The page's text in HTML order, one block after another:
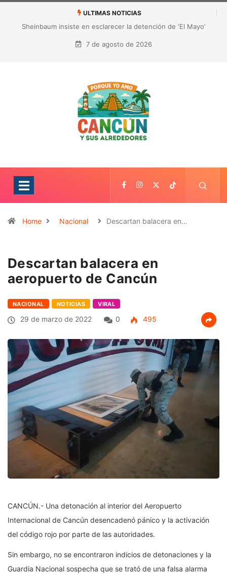
ULTIMAS NOTICIAS
¿Quién es Galita Ari y por qué acusa a RoRo de robar contenido?
La polémica que sacude las redes sociales
7 de agosto de 2026
Home Nacional Descartan balacera en…
Descartan balacera en
aeropuerto de Cancún
NACIONAL NOTICIAS VIRAL
29 de marzo de 2022 0 495
CANCÚN.- Una detonación al interior del Aeropuerto
Internacional de Cancún desencadenó pánico y la activación
del código rojo por parte de las autoridades.
Sin embargo, no se encontraron indicios de detonaciones y la
Guardia Nacional sospecha que se trató de una falsa alarma